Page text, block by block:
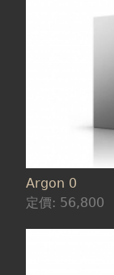
Argon 0
定價: 56,800